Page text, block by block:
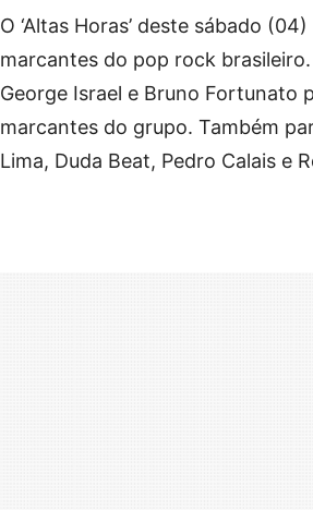
O ‘Altas Horas’ deste sábado
marcantes do pop rock
George Israel e Bruno Fortunato
marcantes do grupo. Também
Lima, Duda Beat, Pedro Calais e